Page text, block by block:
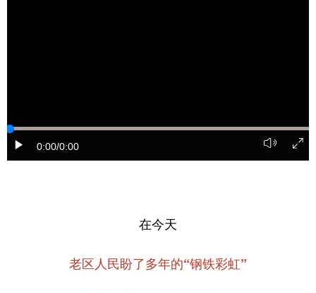
0:00/0:00
在今天
老区人民盼了多年的“钢铁彩虹”